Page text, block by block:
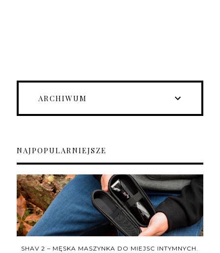
ARCHIWUM
NAJPOPULARNIEJSZE
SHAV 2 – MĘSKA MASZYNKA DO MIEJSC INTYMNYCH.